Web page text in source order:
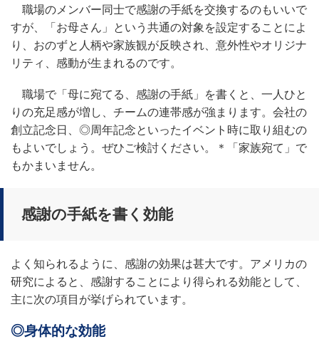
職場のメンバー同士で感謝の手紙を交換するのもいいで
すが、「お母さん」という共通の対象を設定することによ
り、おのずと人柄や家族観が反映され、意外性やオリジナ
リティ、感動が生まれるのです。
職場で「母に宛てる、感謝の手紙」を書くと、一人ひと
りの充足感が増し、チームの連帯感が強まります。会社の
創立記念日、◎周年記念といったイベント時に取り組むの
もよいでしょう。ぜひご検討ください。＊「家族宛て」で
もかまいません。
感謝の手紙を書く効能
よく知られるように、感謝の効果は甚大です。アメリカの
研究によると、感謝することにより得られる効能として、
主に次の項目が挙げられています。
◎身体的な効能